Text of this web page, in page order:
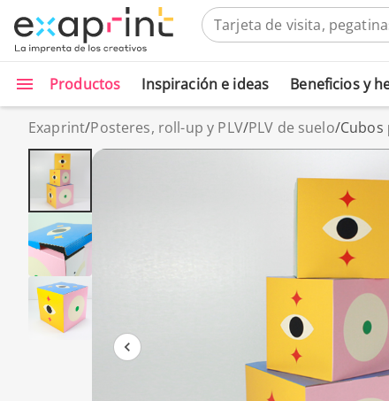
Productos Inspiración e ideas Beneficios y
Exaprint/Posteres, roll-up y PLV/PLV de suelo/